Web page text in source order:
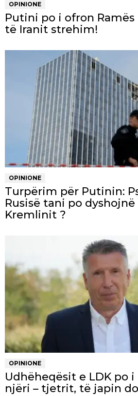
OPINIONE
Putini po i ofron Ramës
të Iranit strehim!
OPINIONE
Turpërim për Putinin:
Rusisë tani po
Kremlinit ?
OPINIONE
Udhëheqësit e LDK po
njëri – tjetrit, të japin